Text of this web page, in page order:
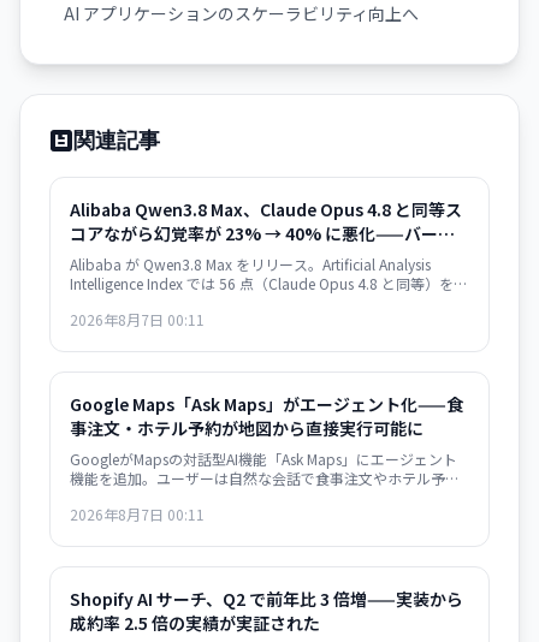
AI アプリケーションのスケーラビリティ向上へ
関連記事
Alibaba Qwen3.8 Max、Claude Opus 4.8 と同等ス
コアながら幻覚率が 23% → 40% に悪化——バージ
ョン間の性能退行
Alibaba が Qwen3.8 Max をリリース。Artificial Analysis
Intelligence Index では 56 点（Claude Opus 4.8 と同等）を獲
昇。タスク当たりのコスト効率も悪化し、実用性を疑問視す
2026年8月7日 00:11
Google Maps「Ask Maps」がエージェント化——食
事注文・ホテル予約が地図から直接実行可能に
GoogleがMapsの対話型AI機能「Ask Maps」にエージェント
機能を追加。ユーザーは自然な会話で食事注文やホテル予
レンダー連携で旅計画がより便利になります。
2026年8月7日 00:11
Shopify AI サーチ、Q2 で前年比 3 倍増——実装から
成約率 2.5 倍の実績が実証された